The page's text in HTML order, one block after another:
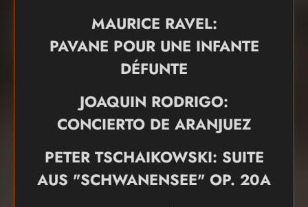
MAURICE RAVEL:
PAVANE POUR UNE INFANTE
DÉFUNTE
JOAQUIN RODRIGO:
CONCIERTO DE ARANJUEZ
PETER TSCHAIKOWSKI: SUITE
AUS "SCHWANENSEE" OP. 20A